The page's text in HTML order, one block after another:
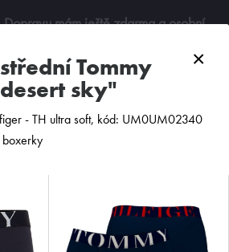
×
sky"
- TH ultra soft, kód: UM0UM02340
Dopravu mám ještě zdarma a osobní
0